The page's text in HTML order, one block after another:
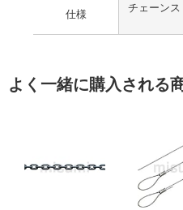
仕様
チェーン
よく一緒に購入される